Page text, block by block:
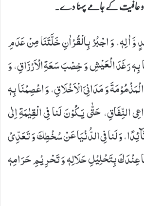
عافیت کے جامے پہنا دے۔
اٰلِهٖ، وَ اجْبُرْ بِالْقُرْاٰنِ خَلَّتَنَا مِنْ عَدَمِ
بِهٖ رَغَدَ الْعَیْشِ وَ خِصْبَ سَعَةِ الْاَرْزَاقِ، وَ
وَ مَدَانِیَ الْاَخْلَاقِ، وَ اعْصِمْنَا بِهٖ
النِّفَاقِ، حَتّٰى یَكُوْنَ لَنا فِی الْقِیٰمَةِ اِلٰى
وَ لَنا فِی الدُّنْیَا عَنْ سُخْطِكَ وَ تَعَدِّیْ
عِنْدَكَ بِتَحْلِیْلِ حَلَالِهٖ وَ تَحْرِیْمِ حَرَامِهٖ